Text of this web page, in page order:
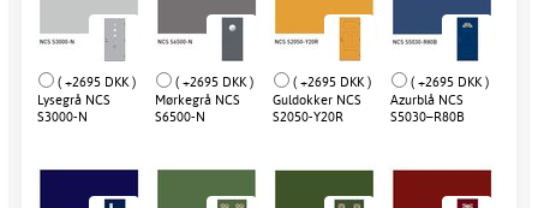
( +2695 DKK )
Lysegrå NCS
S3000-N
( +2695 DKK )
Mørkegrå NCS
S6500-N
( +2695 DKK )
Guldokker NCS
S2050-Y20R
( +2695 DKK )
Azurblå NCS
S5030–R80B